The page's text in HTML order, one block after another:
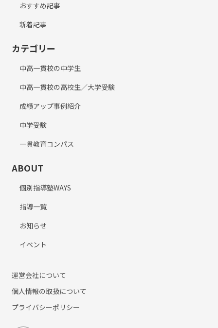
おすすめ記事
新着記事
カテゴリー
中高一貫校の中学生
中高一貫校の高校生／大学受験
成績アップ事例紹介
中学受験
一貫教育コンパス
ABOUT
個別指導塾WAYS
指導一覧
お知らせ
イベント
運営会社について
個人情報の取扱について
プライバシーポリシー